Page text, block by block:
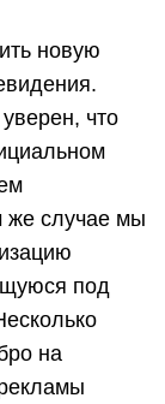
новую
что
случае мы
под
на